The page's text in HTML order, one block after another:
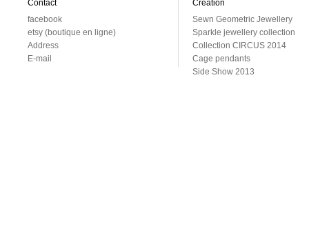
Contact
facebook
etsy (boutique en ligne)
Address
E-mail
Création
Sewn Geometric Jewellery
Sparkle jewellery collection
Collection CIRCUS 2014
Cage pendants
Side Show 2013